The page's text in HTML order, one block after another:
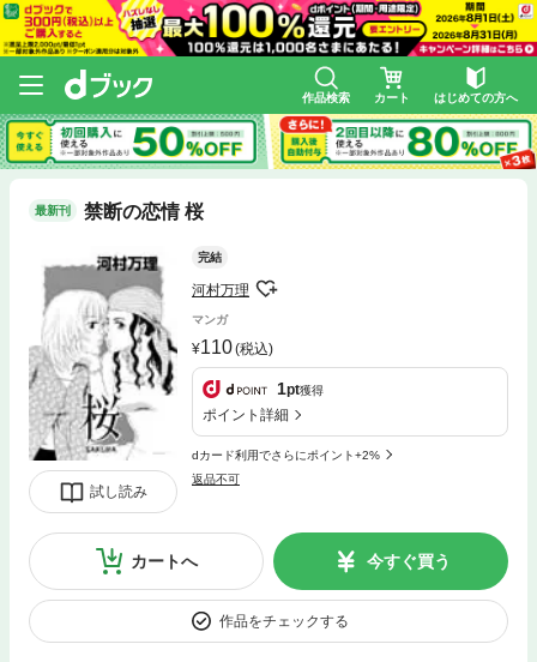
作品検索 カート はじめての方へ
最新刊 禁断の恋情 桜
試し読み
完結
河村万理
マンガ
110(税込)
1pt獲得
ポイント詳細
dカード利用でさらにポイント+2%
返品不可
カートへ 今すぐ買う
作品をチェックする